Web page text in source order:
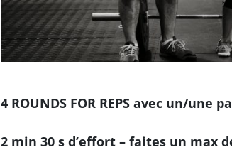
4 ROUNDS FOR REPS avec un/une
2 min 30 s d’effort – faites un max